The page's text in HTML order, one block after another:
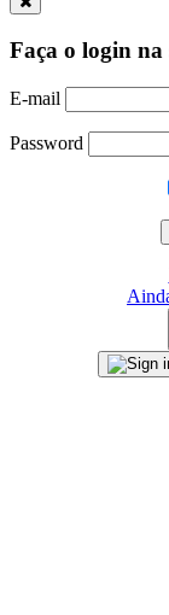
Faça o login
E-mail
Password